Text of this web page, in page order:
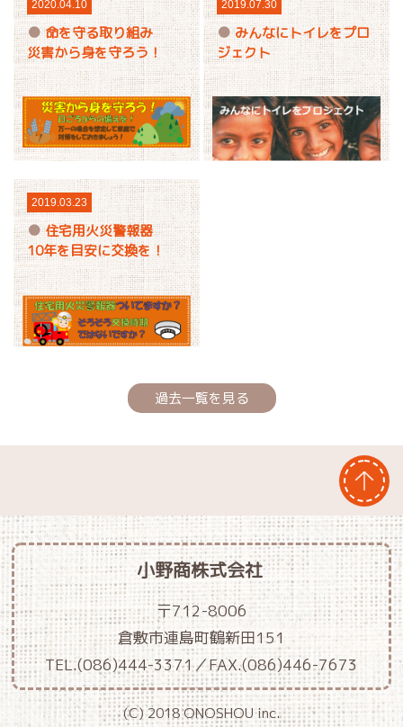
2020.04.10
命を守る取り組み
災害から身を守ろう！
2019.07.30
みんなにトイレをプロ
ジェクト
2019.03.23
住宅用火災警報器
10年を目安に交換を！
過去一覧を見る
小野商株式会社
〒712-8006
倉敷市連島町鶴新田151
TEL.(086)444-3371／FAX.(086)446-7673
(C) 2018 ONOSHOU inc.